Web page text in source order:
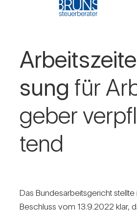
sung für
geber
tend
Das Bun­des­ar­beits­ge­richt stellte
Beschluss vom 13.9.2022 klar,